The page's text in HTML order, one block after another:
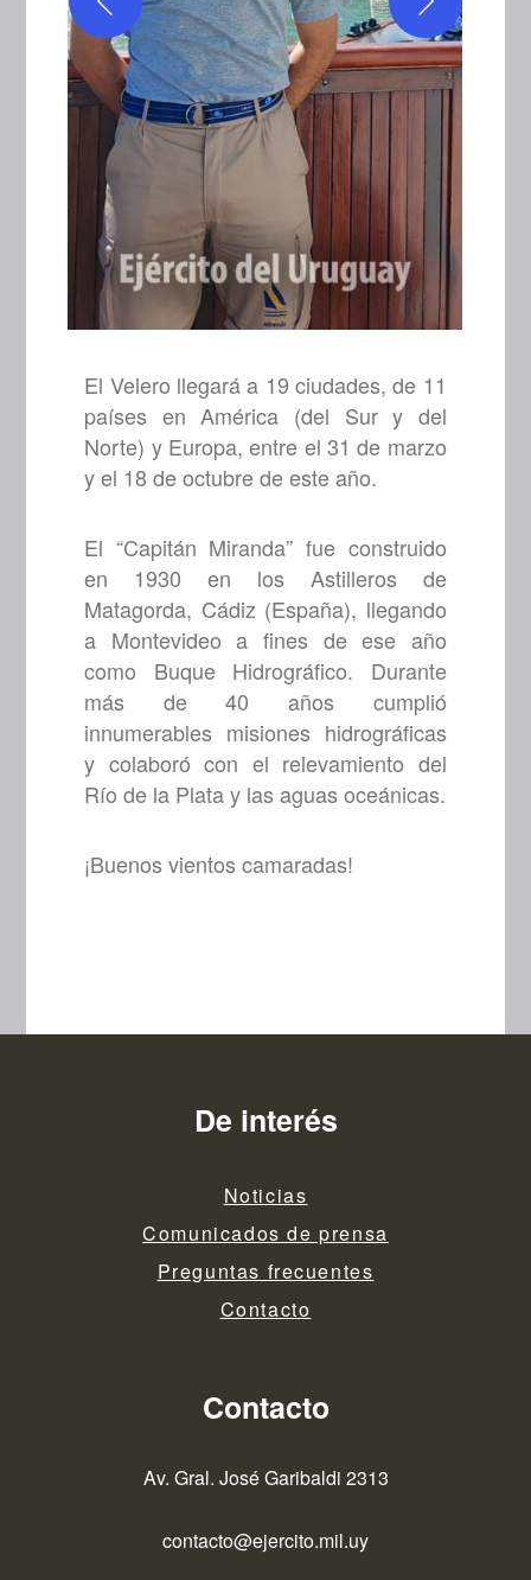
El Velero llegará a 19 ciudades, de 11
países en América (del Sur y del
Norte) y Europa, entre el 31 de marzo
y el 18 de octubre de este año.
El “Capitán Miranda” fue construido
en 1930 en los Astilleros de
Matagorda, Cádiz (España), llegando
a Montevideo a fines de ese año
como Buque Hidrográfico. Durante
más de 40 años cumplió
innumerables misiones hidrográficas
y colaboró con el relevamiento del
Río de la Plata y las aguas oceánicas.
¡Buenos vientos camaradas!
De interés
Noticias
Comunicados de prensa
Preguntas frecuentes
Contacto
Contacto
Av. Gral. José Garibaldi 2313
contacto@ejercito.mil.uy